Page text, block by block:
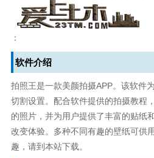
：
软件介绍
拍照王是一款美颜拍摄APP。该软件
切割设置。配合软件提供的拍摄教程
的照片，并为用户提供了丰富的贴纸
改变体验。多种不同有趣的壁纸可供
趣，请到本站下载。